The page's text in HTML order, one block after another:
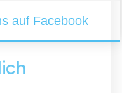
auf Facebook